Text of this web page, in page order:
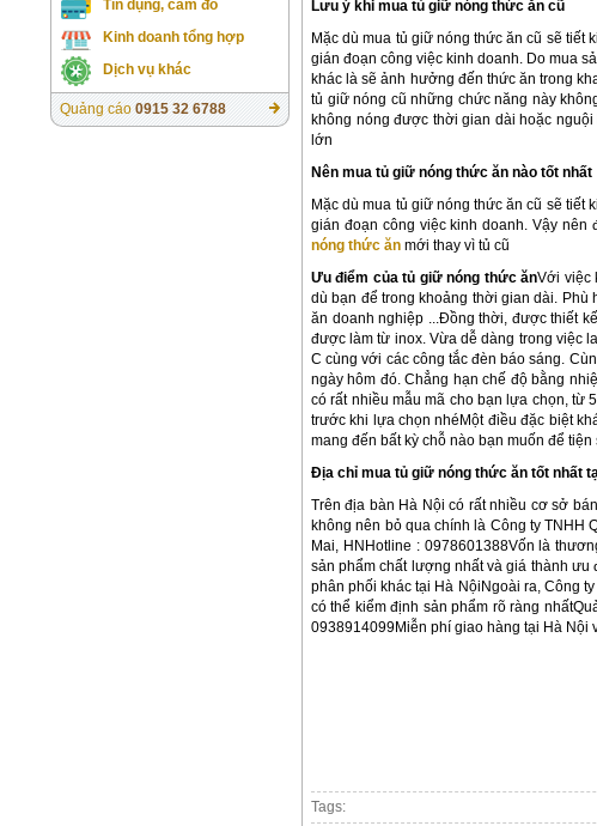
Tín dụng, cầm đồ
Kinh doanh tổng hợp
Dịch vụ khác
Quảng cáo 0915 32 6788
Lưu ý khi mua tủ giữ nóng thức ăn cũ
Mặc dù mua tủ giữ nóng thức ăn cũ sẽ tiết
gián đoạn công việc kinh doanh. Do mua
khác là sẽ ảnh hưởng đến thức ăn trong
tủ giữ nóng cũ những chức năng này
không nóng được thời gian dài hoặc
lớn
Nên mua tủ giữ nóng thức ăn nào tốt nhất
Mặc dù mua tủ giữ nóng thức ăn cũ sẽ tiết
gián đoạn công việc kinh doanh. Vậy
nóng thức ăn mới thay vì tủ cũ
Ưu điểm của tủ giữ nóng thức ănVới việc
dù bạn để trong khoảng thời gian dài.
ăn doanh nghiệp ...Đồng thời, được thiết
được làm từ inox. Vừa dễ dàng trong việc
C cùng với các công tắc đèn báo sáng.
ngày hôm đó. Chẳng hạn chế độ bằng
có rất nhiều mẫu mã cho bạn lựa chọn, từ
trước khi lựa chọn nhéMột điều đặc biệt
mang đến bất kỳ chỗ nào bạn muốn để tiện
Địa chỉ mua tủ giữ nóng thức ăn tốt nhất
Trên địa bàn Hà Nội có rất nhiều cơ sở
không nên bỏ qua chính là Công ty TNHH
Mai, HNHotline : 0978601388Vốn là
sản phẩm chất lượng nhất và giá thành
phân phối khác tại Hà NộiNgoài ra, Công
có thể kiểm định sản phẩm rõ ràng
0938914099Miễn phí giao hàng tại Hà Nội
Tags: